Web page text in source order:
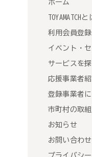
ホーム
TOYAMATCHと
利用会員登録
イベント・
サービスを
応援事業者
登録事業者
市町村の取
お知らせ
お問い合わ
プライバシ